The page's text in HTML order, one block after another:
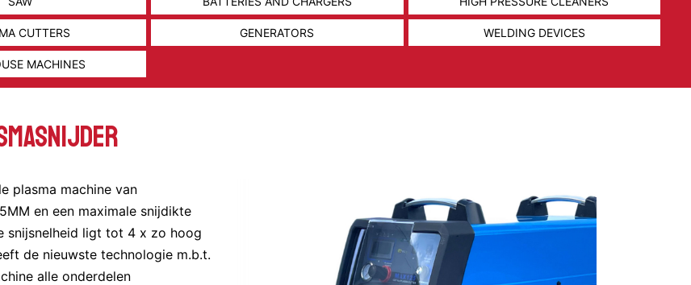
CUTTERS GENERATORS WELDING DEVICES
MACHINES
plasma machine van
en een maximale snijdikte
snijsnelheid ligt tot 4 x zo hoog
de nieuwste technologie m.b.t.
alle onderdelen